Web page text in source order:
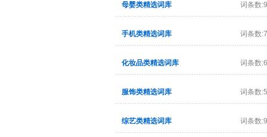
母婴类精选词库 词条数
手机类精选词库 词条数
化妆品类精选词库 词条数
服饰类精选词库 词条数
综艺类精选词库 词条数